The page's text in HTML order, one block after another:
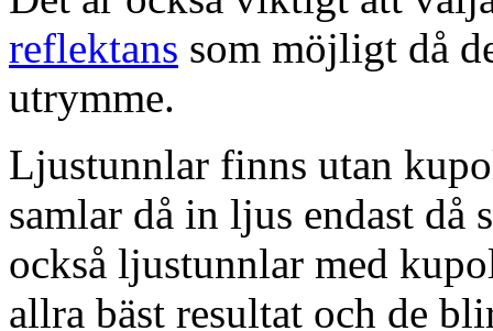
reflektans som möjligt då
utrymme.
Ljustunnlar finns utan
samlar då in ljus endast då
också ljustunnlar med
allra bäst resultat och de